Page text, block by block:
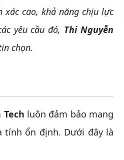
xác cao, khả năng chịu lực
yêu cầu đó, Thi Nguyễn
chọn.
luôn đảm bảo mang
tính ổn định. Dưới đây là